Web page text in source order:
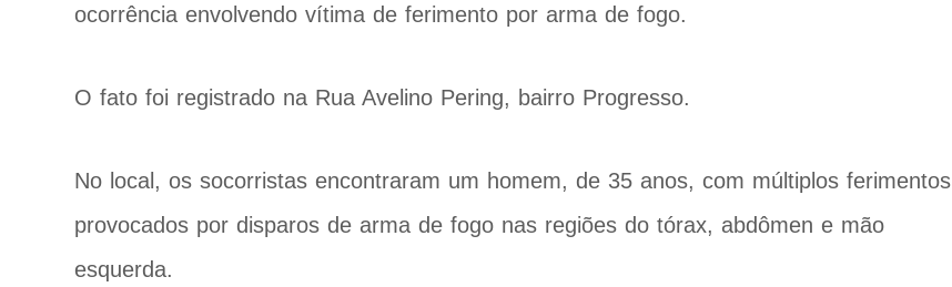
ocorrência envolvendo vítima de ferimento por arma de fogo.
O fato foi registrado na Rua Avelino Pering, bairro Progresso.
No local, os socorristas encontraram um homem, de 35 anos, com múltiplos ferimentos
provocados por disparos de arma de fogo nas regiões do tórax, abdômen e mão
esquerda.